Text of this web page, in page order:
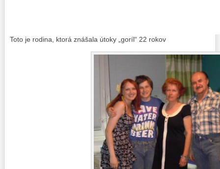
Toto je rodina, ktorá znášala útoky „goríl“ 22 rokov